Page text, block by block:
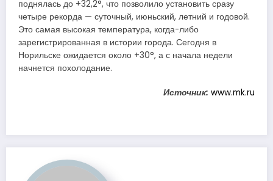
поднялась до +32,2°, что позволило установить сразу
четыре рекорда — суточный, июньский, летний и годовой.
Это самая высокая температура, когда-либо
зарегистрированная в истории города. Сегодня в
Норильске ожидается около +30°, а с начала недели
начнется похолодание.
Источник: www.mk.ru